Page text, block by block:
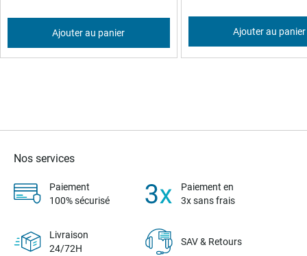
Ajouter au panier Ajouter au panier
Nos services
Paiement
100% sécurisé
Paiement en
3x sans frais
Livraison
24/72H
SAV & Retours